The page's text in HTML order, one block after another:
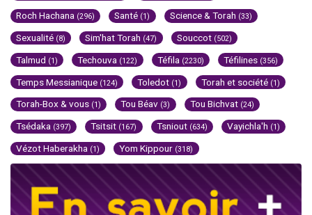
Roch Hachana (296) Santé (1) Science & Torah (33)
Sexualité (8) Sim'hat Torah (47) Souccot (502)
Talmud (1) Techouva (122) Téfila (2230) Téfilines (356)
Temps Messianique (124) Toledot (1) Torah et société (1)
Torah-Box & vous (1) Tou Béav (3) Tou Bichvat (24)
Tsédaka (397) Tsitsit (167) Tsniout (634) Vayichla'h (1)
Vézot Haberakha (1) Yom Kippour (318)